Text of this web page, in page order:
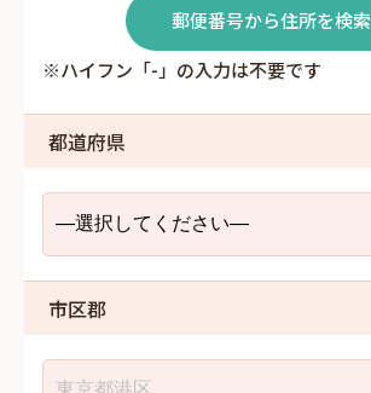
郵便番号から住所を検索
※ハイフン「-」の入力は不要です
都道府県
市区郡